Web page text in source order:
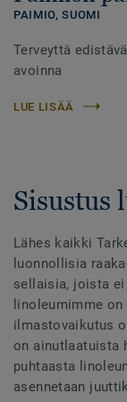
PAIMIO,SUOMI
Terveyttä
avoinna
LUE LISÄÄ
Sisustus
Lähes kaikki
luonnollisia
sellaisia, joista
linoleumimme
ilmastovaikutus
on ainutlaatuista
puhtaasta
asennetaan